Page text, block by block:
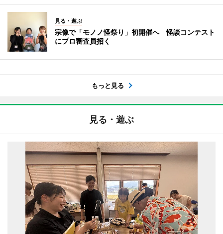
見る・遊ぶ
宗像で「モノノ怪祭り」初開催へ 怪談コンテスト
にプロ審査員招く
もっと見る
見る・遊ぶ